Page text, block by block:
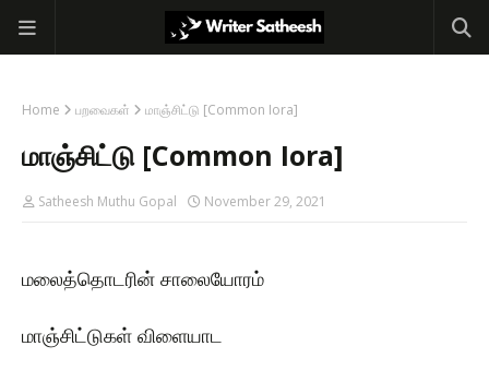
Home பறவைகள் மாஞ்சிட்டு [Common Iora]
மாஞ்சிட்டு [Common Iora]
Satheesh Muthu Gopal November 29, 2021
மலைத்தொடரின் சாலையோரம்
மாஞ்சிட்டுகள் விளையாட